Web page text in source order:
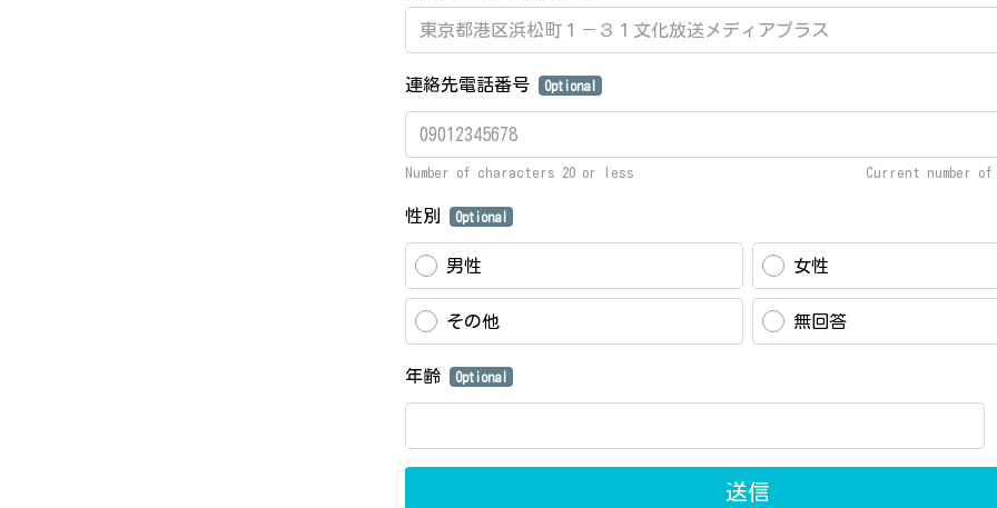
連絡先電話番号 Optional
Number of characters 20 or less Current number
性別 Optional
男性 女性
その他 無回答
年齢 Optional
送信